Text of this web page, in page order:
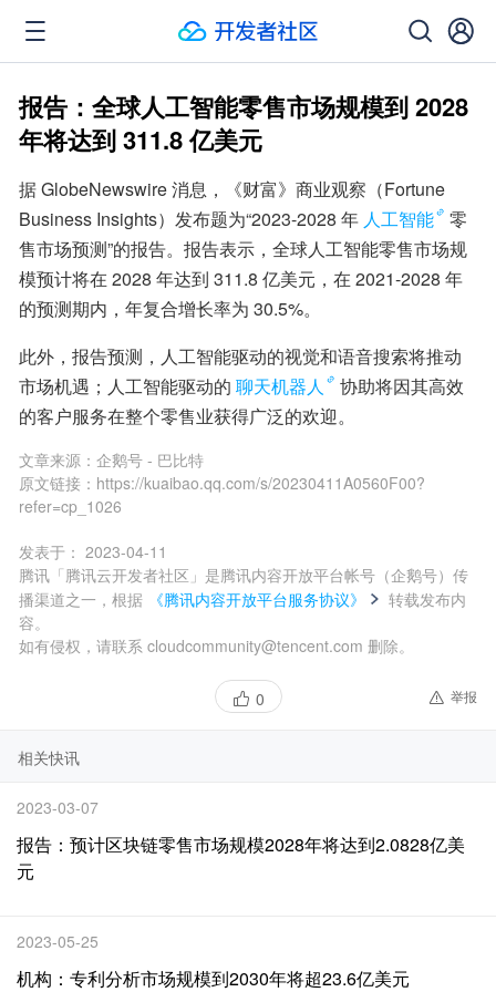
报告：全球人工智能零售市场规模到 2028
年将达到 311.8 亿美元
据 GlobeNewswire 消息，《财富》商业观察（Fortune
Business Insights）发布题为“2023-2028 年 人工智能
零
售市场预测”的报告。报告表示，全球人工智能零售市场规
模预计将在 2028 年达到 311.8 亿美元，在 2021-2028 年
的预测期内，年复合增长率为 30.5%。
此外，报告预测，人工智能驱动的视觉和语音搜索将推动
市场机遇；人工智能驱动的 聊天机器人
协助将因其高效
的客户服务在整个零售业获得广泛的欢迎。
文章来源： 企鹅号 - 巴比特
原文链接： https://kuaibao.qq.com/s/20230411A0560F00?
refer=cp_1026
发表于： 2023-04-11
腾讯「腾讯云开发者社区」是腾讯内容开放平台帐号（企鹅号）传
播渠道之一，根据
《腾讯内容开放平台服务协议》
转载发布内
容。
如有侵权，请联系 cloudcommunity@tencent.com 删除。
0 举报
相关快讯
2023-03-07
报告：预计区块链零售市场规模2028年将达到2.0828亿美
元
2023-05-25
机构：专利分析市场规模到2030年将超23.6亿美元